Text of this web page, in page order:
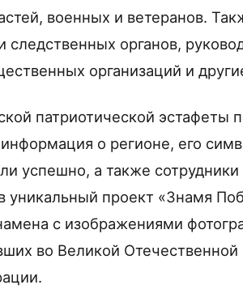
военных и ветеранов.
следственных органов,
организаций и
патриотической эстафеты
о регионе, его
успешно, а также сотрудники
уникальный проект «Знамя
с изображениями
во Великой Отечественной